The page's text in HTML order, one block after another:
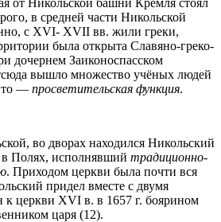
в средней части Никольской
с XVI- XVII вв. жили греки,
была открыта Славяно-греко-
дочернем Заиконоспасском
вышло множество учёных людей
— просветительская функция.
во дворах находился Никольский
Полях, исполнявший традиционно-
. Приходом церкви была почти вся
придел вместе с двумя
к церкви XVI в. в 1657 г. боярином
царя (12).